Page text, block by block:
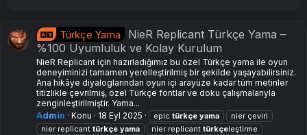
Türkçe Yama
NieR Replicant Türkçe Yama –
%100 Uyumluluk ve Kolay Kurulum
NieR Replicant için hazırladığımız bu özel Türkçe yama ile oyun
deneyiminizi tamamen yerelleştirilmiş bir şekilde yaşayabilirsiniz.
Ana hikâye diyaloglarından oyun içi arayüze kadar tüm metinler
titizlikle çevrilmiş, özel Türkçe fontlar ve doku çalışmalarıyla
zenginleştirilmiştir. Yama...
Admin
Konu 18 Eyl 2025 epic türkçe yama
nier çeviri
nier replicant türkçe yama nier replicant türkçeleştirme